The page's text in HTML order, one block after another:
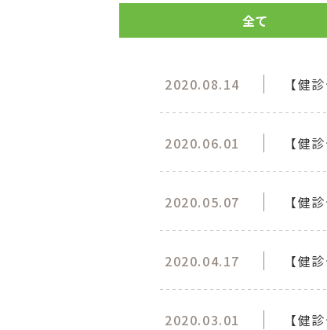
全て
2020.08.14 【健
2020.06.01 【健
2020.05.07 【健
2020.04.17 【健
2020.03.01 【健